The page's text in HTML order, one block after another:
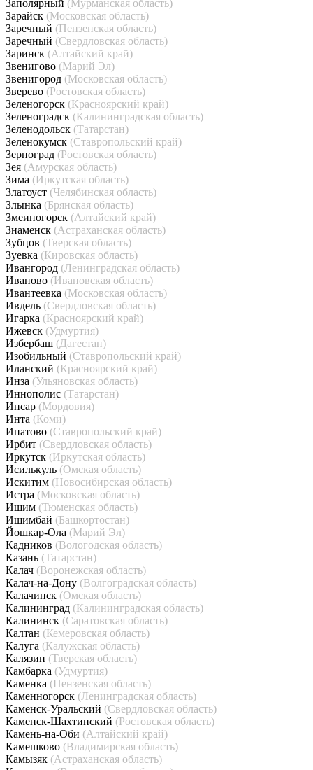
Заполярный (Мурманская область)
Зарайск (Московская область)
Заречный (Пензенская область)
Заречный (Свердловская область)
Заринск (Алтайский край)
Звенигово (Марий Эл)
Звенигород (Московская область)
Зверево (Ростовская область)
Зеленогорск (Красноярский край)
Зеленоградск (Калининградская область)
Зеленодольск (Татарстан)
Зеленокумск (Ставропольский край)
Зерноград (Ростовская область)
Зея (Амурская область)
Зима (Иркутская область)
Златоуст (Челябинская область)
Злынка (Брянская область)
Змеиногорск (Алтайский край)
Знаменск (Астраханская область)
Зубцов (Тверская область)
Зуевка (Кировская область)
Ивангород (Ленинградская область)
Иваново (Ивановская область)
Ивантеевка (Московская область)
Ивдель (Свердловская область)
Игарка (Красноярский край)
Ижевск (Удмуртия)
Избербаш (Дагестан)
Изобильный (Ставропольский край)
Иланский (Красноярский край)
Инза (Ульяновская область)
Иннополис (Татарстан)
Инсар (Мордовия)
Инта (Коми)
Ипатово (Ставропольский край)
Ирбит (Свердловская область)
Иркутск (Иркутская область)
Исилькуль (Омская область)
Искитим (Новосибирская область)
Истра (Московская область)
Ишим (Тюменская область)
Ишимбай (Башкортостан)
Йошкар-Ола (Марий Эл)
Кадников (Вологодская область)
Казань (Татарстан)
Калач (Воронежская область)
Калач-на-Дону (Волгоградская область)
Калачинск (Омская область)
Калининград (Калининградская область)
Калининск (Саратовская область)
Калтан (Кемеровская область)
Калуга (Калужская область)
Калязин (Тверская область)
Камбарка (Удмуртия)
Каменка (Пензенская область)
Каменногорск (Ленинградская область)
Каменск-Уральский (Свердловская область)
Каменск-Шахтинский (Ростовская область)
Камень-на-Оби (Алтайский край)
Камешково (Владимирская область)
Камызяк (Астраханская область)